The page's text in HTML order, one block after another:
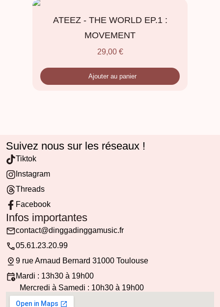
ATEEZ - THE WORLD EP.1 :
MOVEMENT
29,00 €
Ajouter au panier
Suivez nous sur les réseaux !
Tiktok
Instagram
Threads
Facebook
Infos importantes
contact@dinggadinggamusic.fr
05.61.23.20.99
9 rue Arnaud Bernard 31000 Toulouse
Mardi : 13h30 à 19h00
Mercredi à Samedi : 10h30 à 19h00